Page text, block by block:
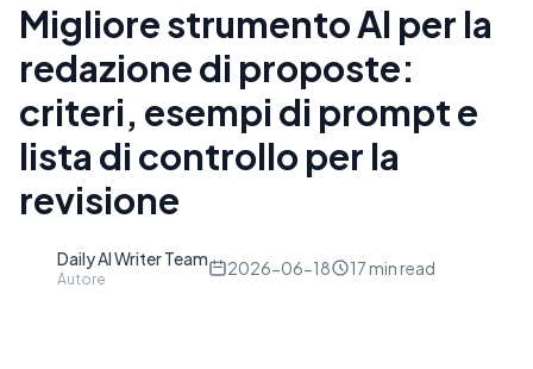
Migliore strumento AI per la
redazione di proposte:
criteri, esempi di prompt e
lista di controllo per la
revisione
Daily AI Writer Team
Autore
2026-06-18 17 min read